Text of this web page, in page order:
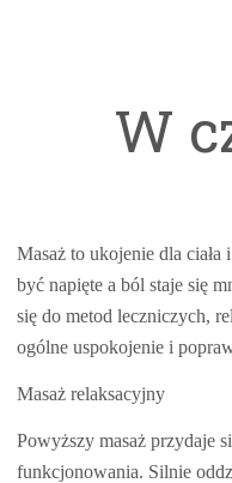
W
Masaż to ukojenie dla
być napięte a ból staje się
się do metod leczniczych,
ogólne uspokojenie i
Masaż relaksacyjny
Powyższy masaż przydaje
funkcjonowania. Silnie